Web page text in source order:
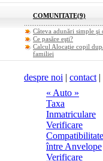
despre noi | contact |